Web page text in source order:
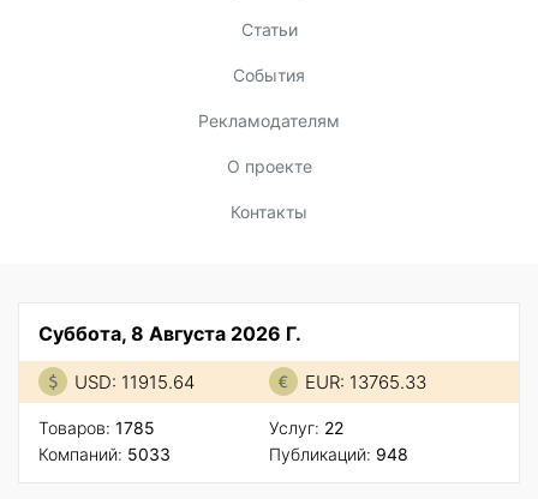
Статьи
События
Рекламодателям
О проекте
Контакты
Суббота, 8 Августа 2026 Г.
USD: 11915.64 EUR: 13765.33
Товаров: 1785
Компаний: 5033
Услуг: 22
Публикаций: 948